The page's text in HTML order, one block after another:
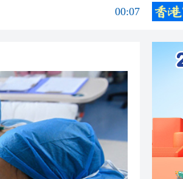
00:07
23:27
23:13